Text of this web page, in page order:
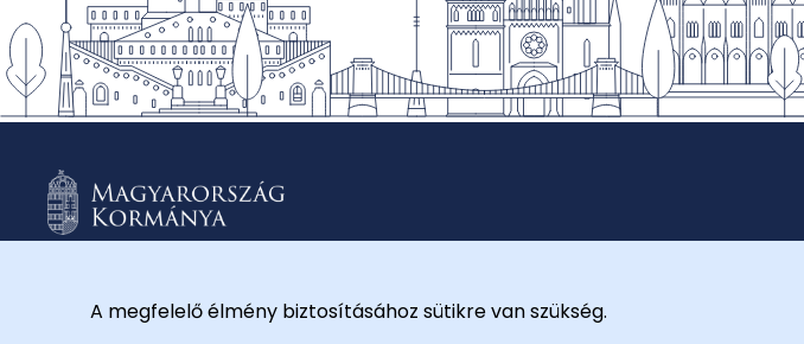
© 2026 Külügyminisztérium
A megfelelő élmény biztosításához sütikre van szükség.